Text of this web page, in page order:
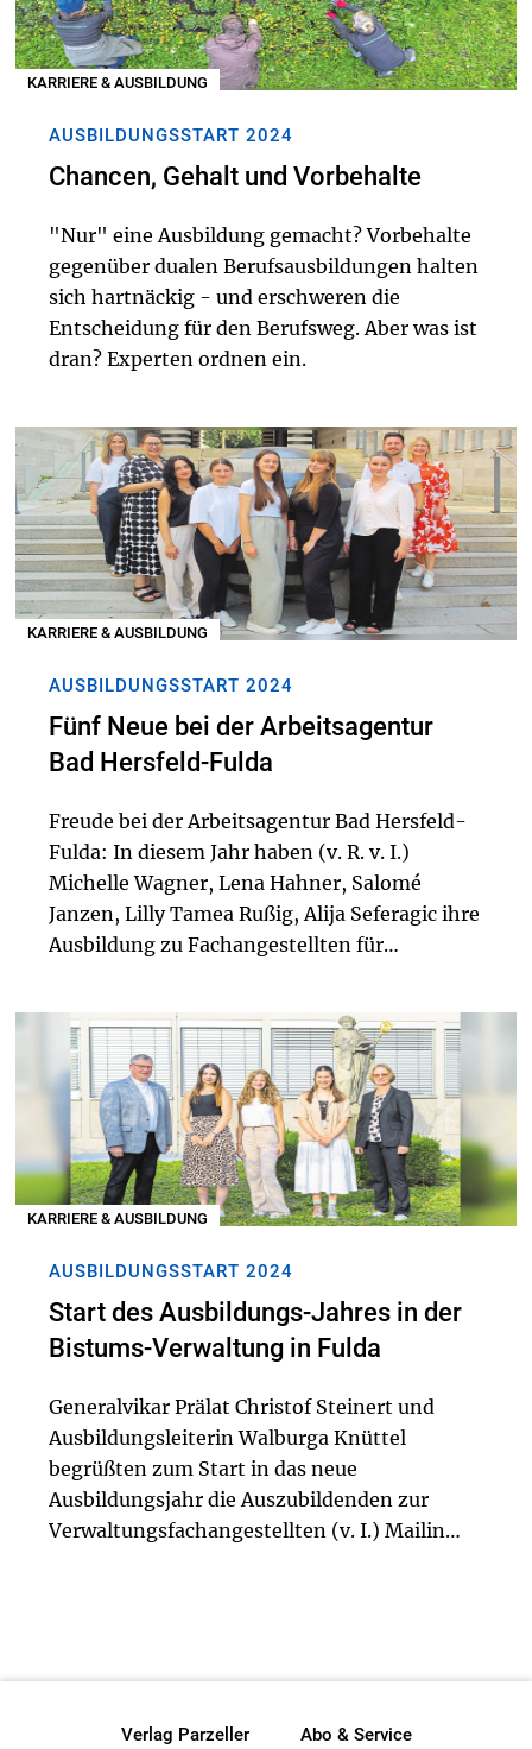
KARRIERE & AUSBILDUNG
AUSBILDUNGSSTART 2024
Chancen, Gehalt und Vorbehalte
"Nur" eine Ausbildung gemacht? Vorbehalte
gegenüber dualen Berufsausbildungen halten
sich hartnäckig - und erschweren die
Entscheidung für den Berufsweg. Aber was ist
dran? Experten ordnen ein.
KARRIERE & AUSBILDUNG
AUSBILDUNGSSTART 2024
Fünf Neue bei der Arbeitsagentur
Bad Hersfeld-Fulda
Freude bei der Arbeitsagentur Bad Hersfeld-
Fulda: In diesem Jahr haben (v. R. v. I.)
Michelle Wagner, Lena Hahner, Salomé
Janzen, Lilly Tamea Rußig, Alija Seferagic ihre
Ausbildung zu Fachangestellten für
Standorten Fulda und Bad Hersfeld
begonnen. Herzlich willko...
KARRIERE & AUSBILDUNG
AUSBILDUNGSSTART 2024
Start des Ausbildungs-Jahres in der
Bistums-Verwaltung in Fulda
Generalvikar Prälat Christof Steinert und
Ausbildungsleiterin Walburga Knüttel
begrüßten zum Start in das neue
Ausbildungsjahr die Auszubildenden zur
Verwaltungsfachangestellten (v. I.) Mailin
Verlag Parzeller Abo & Service